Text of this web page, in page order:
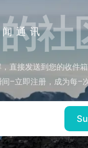
通讯社
直接发送到您的收件
–立即注册，成为每–